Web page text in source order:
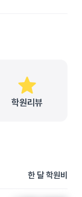
학원리뷰
한 달 학원비